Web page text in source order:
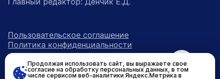
Пользовательское соглашение
Политика конфиденциальности
ссылка на главную
возрастное ограничение 16+
Продолжая использовать сайт, вы выражаете свое
согласие на обработку персональных данных, в том
числе сервисом веб-аналитики Яндекс.Метрика в